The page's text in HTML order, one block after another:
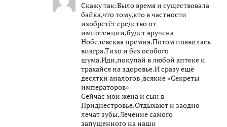
Скажу так:Было время и существовала
байка,что тому,кто в частности
изобретёт средство от
импотенции,будет вручена
Нобелевская премия.Потом появилась
виагра.Тихо и без особого
шума.Иди,покупай в любой аптеке и
трахайся на здоровье.И сразу ещё
десятки аналогов ,всякие «Секреты
императоров»
Сейчас мои жена и сын в
Приднестровье.Отдыхают и заодно
лечат зубы.Лечение самого
запущенного на наши